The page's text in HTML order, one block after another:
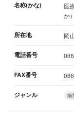
名称(かな)
医
か）
所在地 岡
電話番号
FAX番号
ジャンル 病